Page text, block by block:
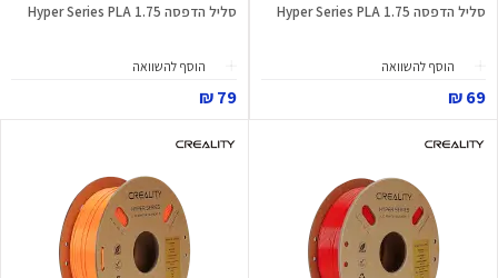
סליל הדפסה Hyper Series PLA 1.75
הוסף להשוואה
69 ₪
סליל הדפסה Hyper Series PLA 1.75
הוסף להשוואה
79 ₪